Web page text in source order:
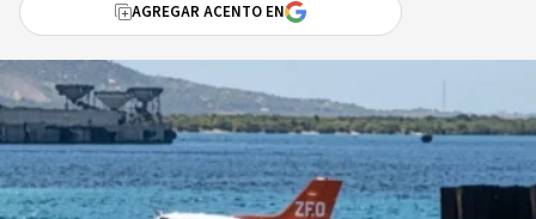
AGREGAR ACENTO EN